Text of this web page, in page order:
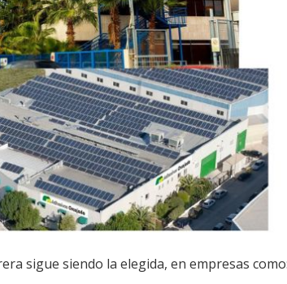
sigue siendo la elegida, en empresas